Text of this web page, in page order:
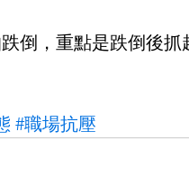
倒，重點是跌倒後
#職場抗壓